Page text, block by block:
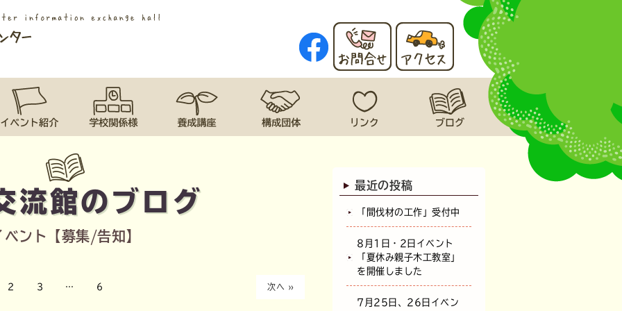
流館のブログ
ベント【募集/告知】
2 3 … 6 次へ »
最近の投稿
「間伐材の工作」受付中
8月1日・2日イベント
「夏休み親子木工教室」
を開催しました
7月25日、26日イベン